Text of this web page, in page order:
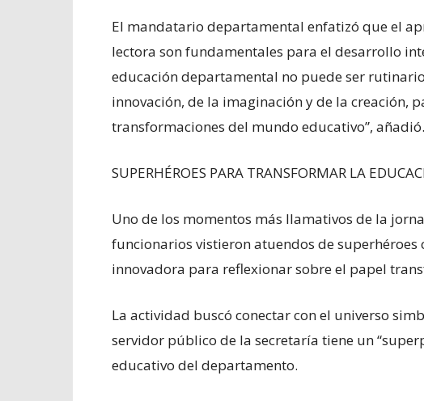
El mandatario departamental enfatizó que el
lectora son fundamentales para el desarrollo
educación departamental no puede ser
innovación, de la imaginación y de la creación,
transformaciones del mundo educativo”, añadió.
SUPERHÉROES PARA TRANSFORMAR LA
Uno de los momentos más llamativos de la
funcionarios vistieron atuendos de
innovadora para reflexionar sobre el papel
La actividad buscó conectar con el universo
servidor público de la secretaría tiene un
educativo del departamento.